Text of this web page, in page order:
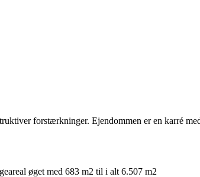
forstærkninger. Ejendommen er en karré
øget med 683 m2 til i alt 6.507 m2